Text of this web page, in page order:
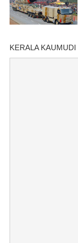
KERALA KAUMUDI